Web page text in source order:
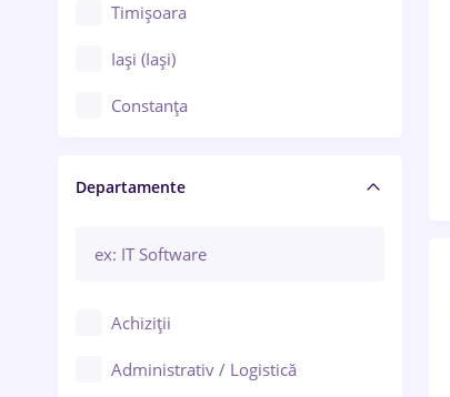
Timișoara
Iași (Iași)
Constanța
Brașov
Bacău
Galați (Galați)
Departamente
Achiziții
Administrativ / Logistică